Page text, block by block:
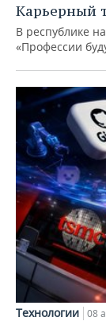
Карьерный
В республике
«Профессии
Технологии 08